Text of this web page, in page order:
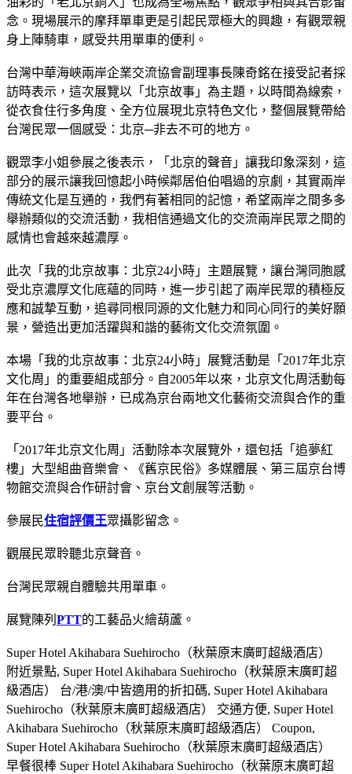
念。現場展示的摩拜單車更是引起民眾極大的興趣，有觀眾親
身上陣騎車，感受共用單車的便利。
台灣中華海峽兩岸企業交流協會副理事長陳奇銘在接受記者採
訪時表示，這次展覽以「北京故事」為主題，以時間為線索，
從衣食住行多角度、全方位展現北京特色文化，整個展覽帶給
台灣民眾一個感受：北京─非去不可的地方。
觀眾李小姐參展之後表示，「北京的聲音」讓我印象深刻，這
部分的展示讓我回憶起小時候鄰居伯伯唱過的京劇，其實兩岸
傳統文化是互通的，我們有著相同的記憶，希望兩岸之間多多
舉辦類似的交流活動，我相信通過文化的交流兩岸民眾之間的
感情也會越來越濃厚。
此次「我的北京故事：北京24小時」主題展覽，讓台灣同胞感
受北京濃厚文化底蘊的同時，進一步引起了兩岸民眾的積極反
應和誠摯互動，追尋同根同源的文化魅力和同心同行的美好願
景，營造出更加活躍與和諧的藝術文化交流氛圍。
本場「我的北京故事：北京24小時」展覽活動是「2017年北京
文化周」的重要組成部分。自2005年以來，北京文化周活動每
年在台灣各地舉辦，已成為京台兩地文化藝術交流與合作的重
要平台。
「2017年北京文化周」活動除本次展覽外，還包括「追夢紅
樓」大型組曲音樂會、《舊京民俗》多媒體展、第三屆京台博
物館交流與合作研討會、京台文創展等活動。
參展民住宿評價王眾攝影留念。
觀展民眾聆聽北京聲音。
台灣民眾親自體驗共用單車。
展覽陳列 PTT的工藝品火繪葫蘆。
Super Hotel Akihabara Suehirocho（秋葉原末廣町超級酒店）
附近景點, Super Hotel Akihabara Suehirocho（秋葉原末廣町超
級酒店） 台/港/澳/中皆適用的折扣碼, Super Hotel Akihabara
Suehirocho（秋葉原末廣町超級酒店） 交通方便, Super Hotel
Akihabara Suehirocho（秋葉原末廣町超級酒店） Coupon,
Super Hotel Akihabara Suehirocho（秋葉原末廣町超級酒店）
早餐很棒 Super Hotel Akihabara Suehirocho（秋葉原末廣町超